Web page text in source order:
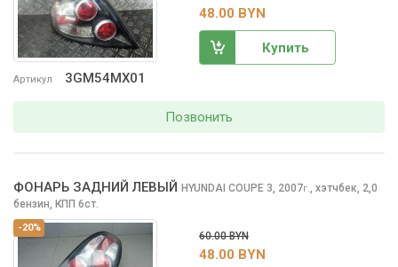
Артикул 3GM54MX01
48.00 BYN
Купить
Позвонить
-20%
ФОНАРЬ ЗАДНИЙ ЛЕВЫЙ HYUNDAI COUPE 3, 2007г., хэтчбек, 2,0
бензин, КПП 6ст.
60.00 BYN
48.00 BYN